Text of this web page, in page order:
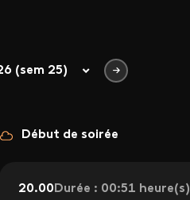
(sem 25)
Début de soirée
20.00 Durée : 00:51 heure(s)